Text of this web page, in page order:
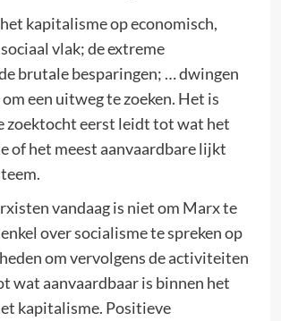
kapitalisme op economisch,
vlak; de extreme
brutale besparingen; … dwingen
een uitweg te zoeken. Het is
zoektocht eerst leidt tot wat het
of het meest aanvaardbare lijkt
vandaag is niet om Marx te
over socialisme te spreken op
om vervolgens de activiteiten
wat aanvaardbaar is binnen het
kapitalisme. Positieve